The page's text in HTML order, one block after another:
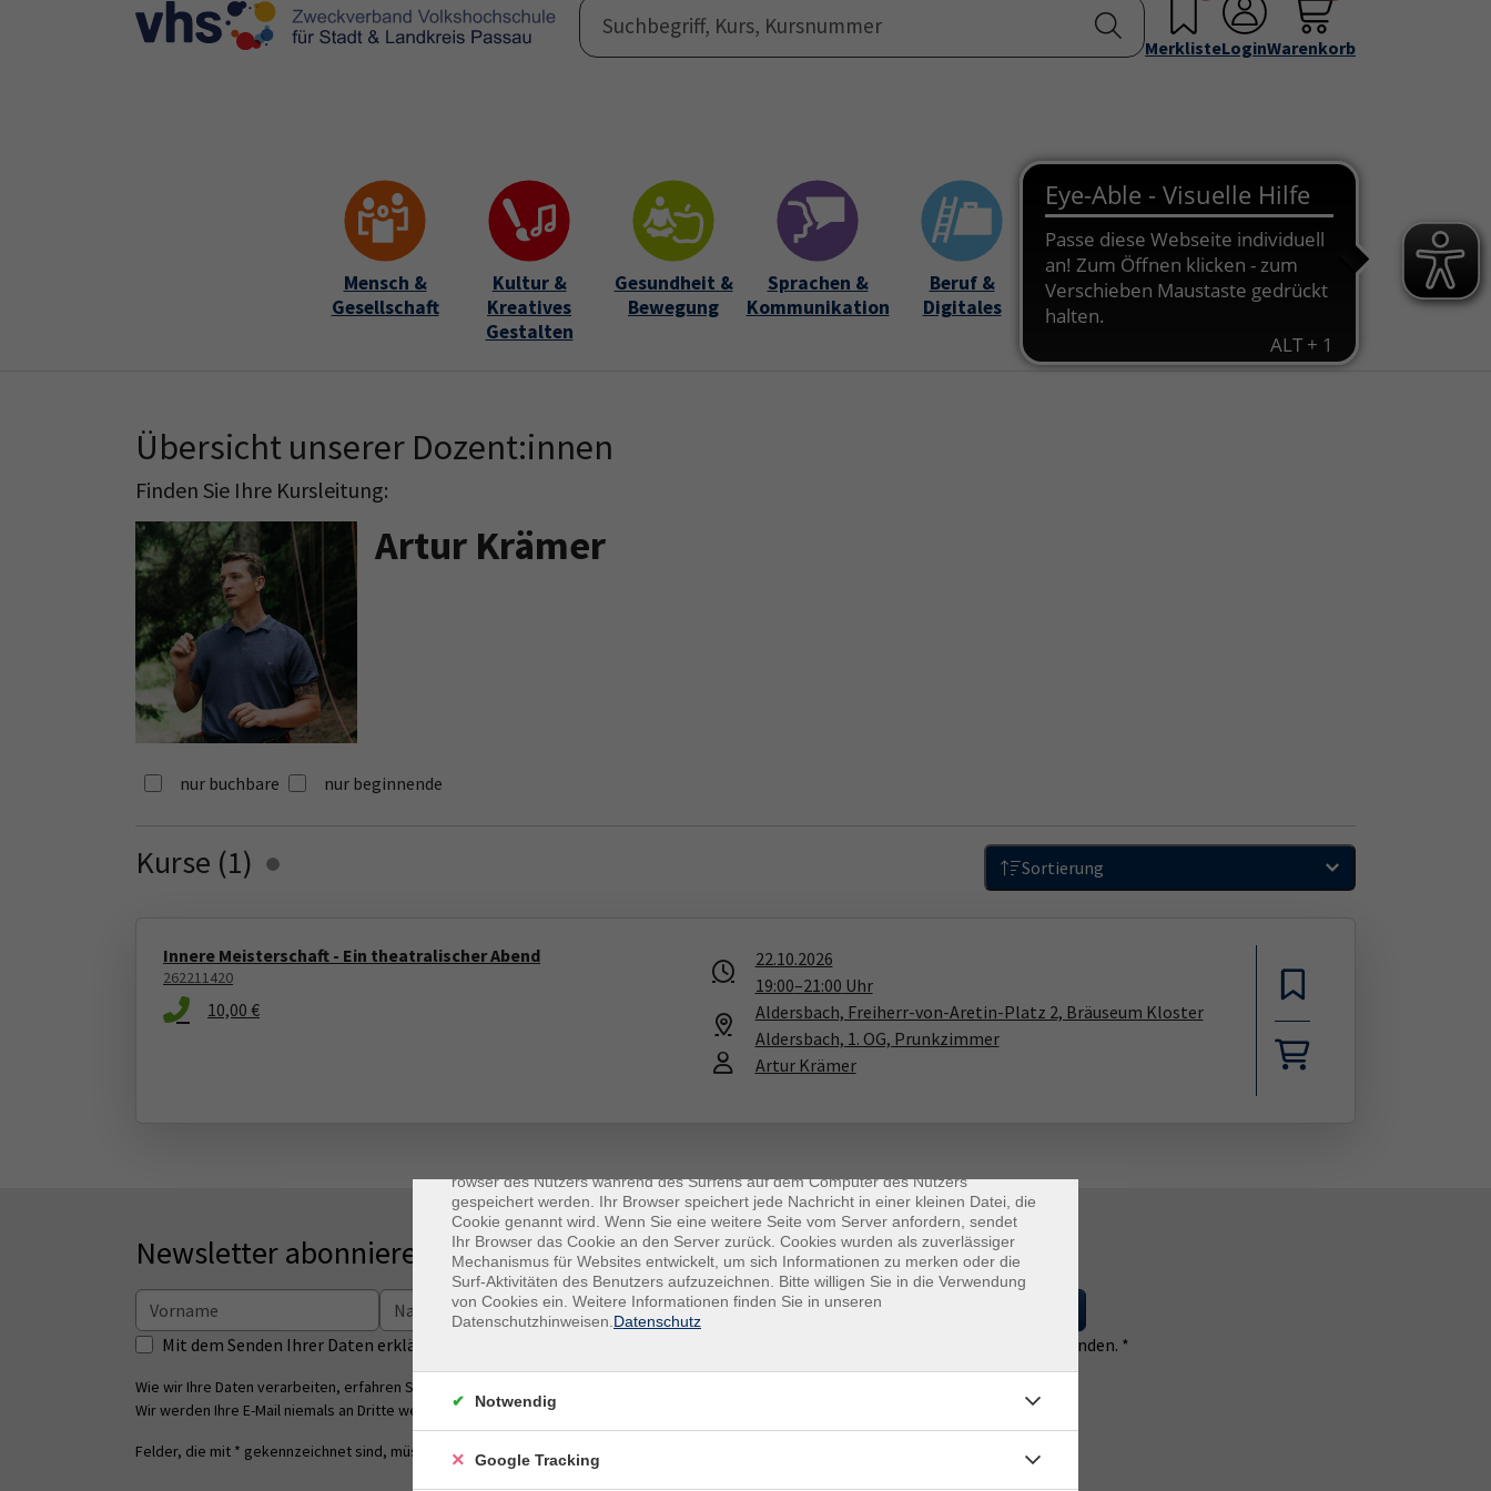
Skip to main content
Skip to page footer Programm Submenu for "Programm"Submenu for "Außenstellen"
Service & Info Submenu for "Service & Info"
Über uns
MerklisteLoginWarenkorb
Mensch &
Gesellschaft
Kultur &
Kreatives
Gestalten
Gesundheit &
Bewegung
Sprachen &
Kommunikation
Beruf &
Digitales
Onlinekurse
Übersicht unserer Dozent:innen
Finden Sie Ihre Kursleitung:
Artur Krämer
nur buchbare nur beginnende
Kurse (1) Loading... Sortierung
Innere Meisterschaft - Ein theatralischer Abend
262211420
10,00 €
22.10.2026
19:00–21:00 Uhr
Aldersbach, Freiherr-von-Aretin-Platz 2, Bräuseum Kloster
Aldersbach, 1. OG, Prunkzimmer
Artur Krämer
Newsletter abonnieren
Mit dem Senden Ihrer Daten erklären Sie sich mit der Verarbeitung gemäß unseren Datenschutzbestimmungen einverstanden. *
Wie wir Ihre Daten verarbeiten, erfahren Sie in unseren
Wir werden Ihre E-Mail niemals an Dritte weitergeben.
Felder, die mit * gekennzeichnet sind, müssen ausgefüllt werden.
rowser des Nutzers während des Surfens auf dem Computer des Nutzers
gespeichert werden. Ihr Browser speichert jede Nachricht in einer kleinen Datei, die
Cookie genannt wird. Wenn Sie eine weitere Seite vom Server anfordern, sendet
Ihr Browser das Cookie an den Server zurück. Cookies wurden als zuverlässiger
Mechanismus für Websites entwickelt, um sich Informationen zu merken oder die
Surf-Aktivitäten des Benutzers aufzuzeichnen. Bitte willigen Sie in die Verwendung
von Cookies ein. Weitere Informationen finden Sie in unseren
Datenschutzhinweisen. Datenschutz
Notwendig
Google Tracking